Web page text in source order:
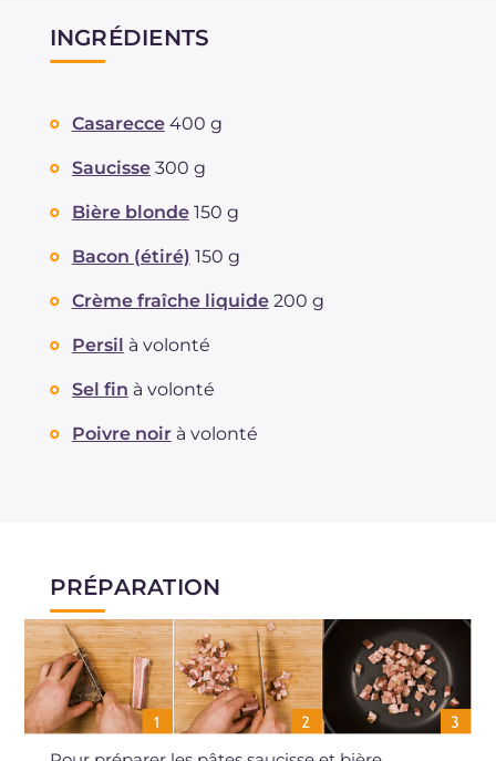
INGRÉDIENTS
Casarecce 400 g
Saucisse 300 g
Bière blonde 150 g
Bacon (étiré) 150 g
Crème fraîche liquide 200 g
Persil à volonté
Sel fin à volonté
Poivre noir à volonté
PRÉPARATION